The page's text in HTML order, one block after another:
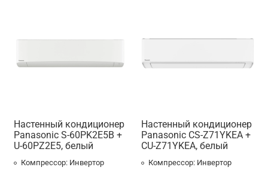
Настенный кондиционер
Panasonic S-60PK2E5B +
U-60PZ2E5, белый
Компрессор: Инвертор
Настенный кондиционер
Panasonic CS-Z71YKEA +
CU-Z71YKEA, белый
Компрессор: Инвертор